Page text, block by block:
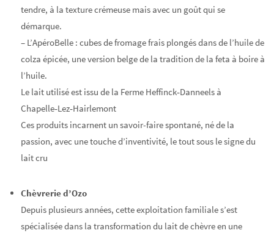
tendre, à la texture crémeuse mais avec un goût qui se
démarque.
– L’ApéroBelle : cubes de fromage frais plongés dans de l’huile de
colza épicée, une version belge de la tradition de la feta à boire à
l’huile.
Le lait utilisé est issu de la Ferme Heffinck‑Danneels à
Chapelle‑Lez‑Hairlemont
Ces produits incarnent un savoir-faire spontané, né de la
passion, avec une touche d’inventivité, le tout sous le signe du
lait cru
Chèvrerie d’Ozo
Depuis plusieurs années, cette exploitation familiale s’est
spécialisée dans la transformation du lait de chèvre en une